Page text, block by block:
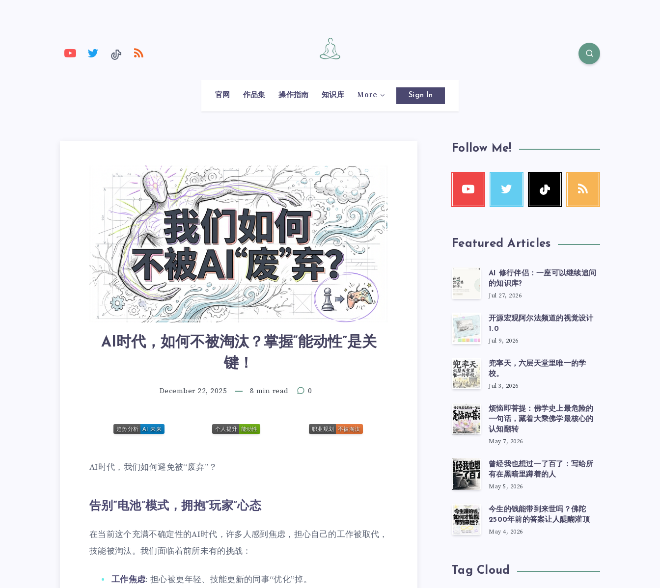
官网 作品集 操作指南 知识库 More Sign In
AI时代，如何不被淘汰？掌握“能动性”是关
键！
December 22, 2025 8 min read 0
AI时代，我们如何避免被“废弃”？
告别“电池”模式，拥抱“玩家”心态
在当前这个充满不确定性的AI时代，许多人感到焦虑，担心自己的工作被取代，
技能被淘汰。我们面临着前所未有的挑战：
工作焦虑: 担心被更年轻、技能更新的同事“优化”掉。
Follow Me!
Featured Articles
AI 修行伴侣：一座可以继续追问
的知识库?
Jul 27, 2026
开源宏观阿尔法频道的视觉设计
1.0
Jul 9, 2026
兜率天，六层天堂里唯一的学
校。
Jul 3, 2026
烦恼即菩提：佛学史上最危险的
一句话，藏着大乘佛学最核心的
认知翻转
May 7, 2026
曾经我也想过一了百了：写给所
有在黑暗里蹲着的人
May 5, 2026
今生的钱能带到来世吗？佛陀
2500年前的答案让人醍醐灌顶
May 4, 2026
Tag Cloud